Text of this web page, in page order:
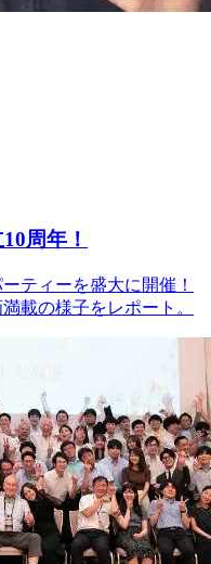
周年！
ティーを盛大に開催！
載の様子をレポート。